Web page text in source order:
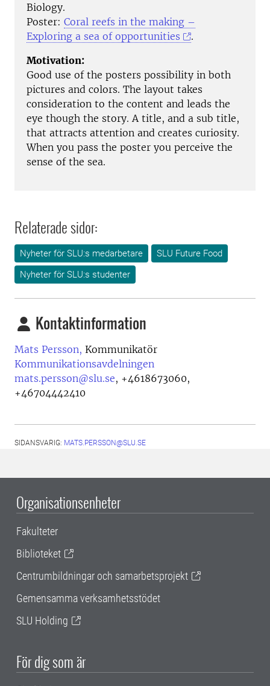
Biology.
Poster: Coral reefs in the making –
Exploring a sea of opportunities
.
Motivation:
Good use of the posters possibility in both
pictures and colors. The layout takes
consideration to the content and leads the
eye though the story. A title, and a sub title,
that attracts attention and creates curiosity.
When you pass the poster you perceive the
sense of the sea.
Relaterade sidor:
Nyheter för SLU:s medarbetare
SLU Future Food
Nyheter för SLU:s studenter
Kontaktinformation
Mats Persson, Kommunikatör
Kommunikationsavdelningen
mats.persson@slu.se, +4618673060,
+46704442410
SIDANSVARIG: MATS.PERSSON@SLU.SE
Organisationsenheter
Fakulteter
Biblioteket
Centrumbildningar och samarbetsprojekt
Gemensamma verksamhetsstödet
SLU Holding
För dig som är